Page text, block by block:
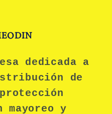
dedicada a
de
mayoreo y